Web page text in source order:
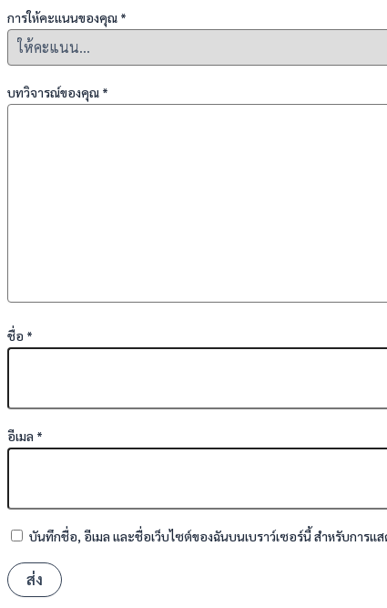
การให้คะแนนของคุณ *
บทวิจารณ์ของคุณ *
ชื่อ *
อีเมล *
บันทึกชื่อ, อีเมล และชื่อเว็บไซต์ของฉันบนเบราว์เซอร์นี้ สำหรับการแส